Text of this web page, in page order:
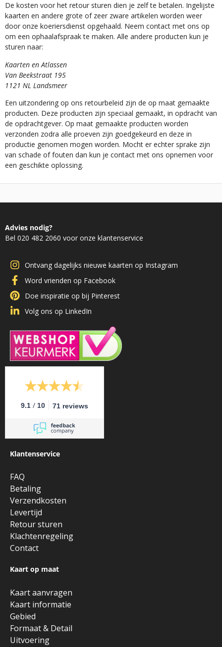
De kosten voor het retour sturen dien je zelf te betalen. Ingelijste
kaarten en andere grote of zeer zware artikelen worden weer
door onze koeriersdienst opgehaald. Neem contact met ons op
om een ophaalafspraak te maken. Alle andere producten kun je
sturen naar:
Kaarten en Atlassen
Van Beekstraat 195
1121 NL Landsmeer
Een uitzondering op ons retourbeleid zijn de op maat gemaakte
producten. Deze producten zijn speciaal gemaakt, in opdracht van
de opdrachtgever. Op maat gemaakte producten worden
verzonden zodra alle proeven zijn goedgekeurd en deze in
productie genomen mogen worden. Mocht er echter sprake zijn
van schade of fouten dan kun je contact met ons opnemen voor
een geschikte oplossing.
Advies nodig?
Bel 020 482 2060 voor onze klantenservice
Ontvang dagelijks nieuwe kaarten op Instagram
Word vrienden op Facebook
Doe inspiratie op bij Pinterest
Volg ons op LinkedIn
9.1 / 10 71 reviews
Klantenservice
FAQ
Betaling
Verzendkosten
Levertijd
Retour sturen
Klachtenregeling
Contact
Kaart op maat
Kaart aanvragen
Kaart informatie
Gebied
Formaat & Detail
Uitvoering